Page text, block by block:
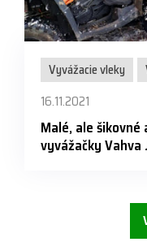
Vyvážacie vleky
16.11.2021
Malé, ale
vyvážačky Vahva